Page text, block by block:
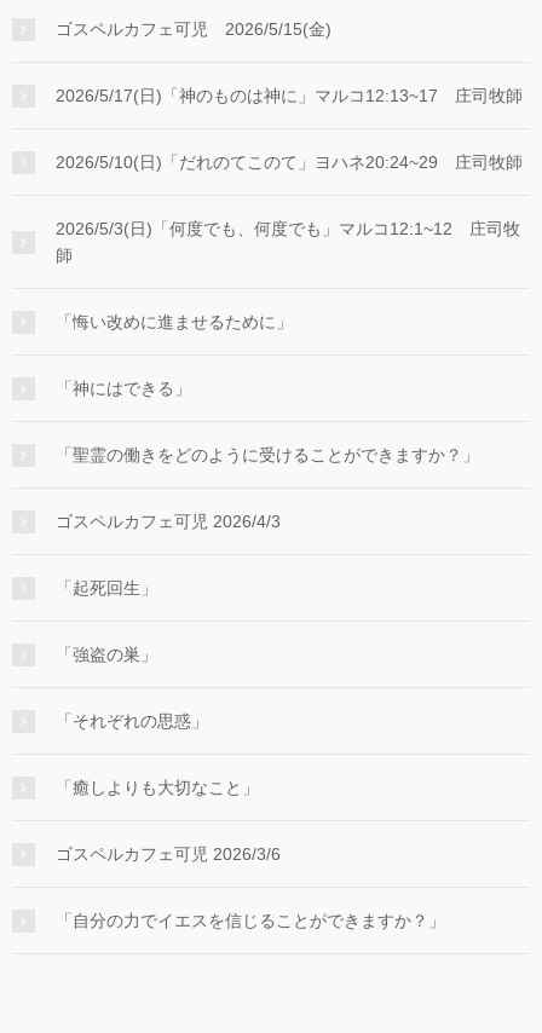
ゴスペルカフェ可児 2026/5/15(金)
2026/5/17(日)「神のものは神に」マルコ12:13~17 庄司牧師
2026/5/10(日)「だれのてこのて」ヨハネ20:24~29 庄司牧師
2026/5/3(日)「何度でも、何度でも」マルコ12:1~12 庄司牧
師
「悔い改めに進ませるために」
「神にはできる」
「聖霊の働きをどのように受けることができますか？」
ゴスペルカフェ可児 2026/4/3
「起死回生」
「強盗の巣」
「それぞれの思惑」
「癒しよりも大切なこと」
ゴスペルカフェ可児 2026/3/6
「自分の力でイエスを信じることができますか？」